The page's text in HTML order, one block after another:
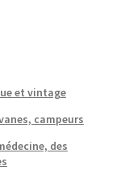
et vintage
campeurs
des